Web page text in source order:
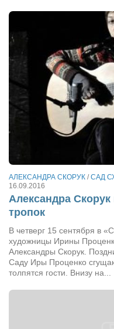
Guitarproduction
Писатели
Поэты
Режиссёры
Художники
Надія Белокур
Анна Гидора
Леонтий Костур
Римма
Александр
Сергей
Анна Черненко
Марина Фенота
АЛЕКСАНДРА СКОРУК /САД
16.09.2016
Александра
тропок
В четверг 15 сентября в
художницы Ирины
Александры Скорук.
Саду Иры Проценко
толпятся гости. Внизу на...